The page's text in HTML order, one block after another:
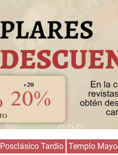
Posclásico Tardío Templo